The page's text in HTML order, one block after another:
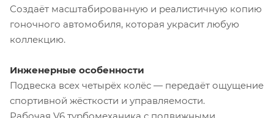
Создаёт масштабированную и реалистичную копию
гоночного автомобиля, которая украсит любую
коллекцию.
Инженерные особенности
Подвеска всех четырёх колёс — передаёт ощущение
спортивной жёсткости и управляемости.
Рабочая V6 турбомеханика с подвижными